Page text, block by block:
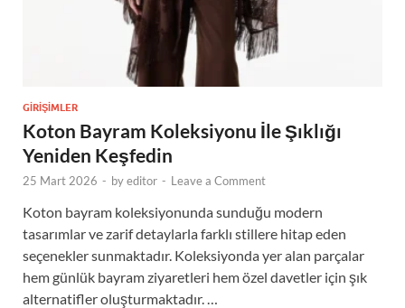
GIRIŞIMLER
Koton Bayram Koleksiyonu İle Şıklığı
Yeniden Keşfedin
25 Mart 2026 - byeditor - Leave a Comment
Koton bayram koleksiyonunda sunduğu modern
tasarımlar ve zarif detaylarla farklı stillere hitap eden
seçenekler sunmaktadır. Koleksiyonda yer alan parçalar
hem günlük bayram ziyaretleri hem özel davetler için şık
alternatifler oluşturmaktadır. …